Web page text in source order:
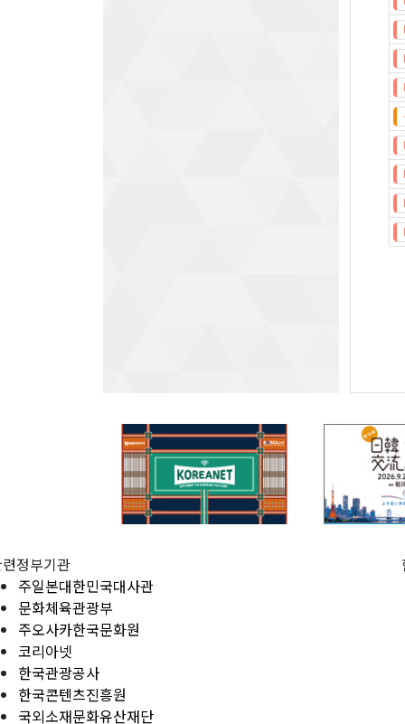
정부기관
주일본대한민국대사관
문화체육관광부
주오사카한국문화원
코리아넷
한국관광공사
한국콘텐츠진흥원
국외소재문화유산재단